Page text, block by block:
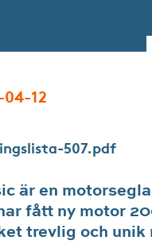
12
507.pdf
är en
fått ny motor
trevlig och